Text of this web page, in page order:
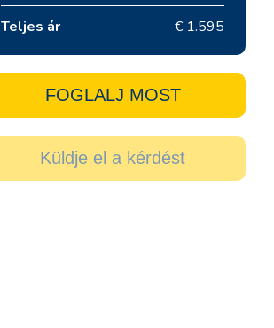
Teljes ár € 1.595
FOGLALJ MOST
Küldje el a kérdést